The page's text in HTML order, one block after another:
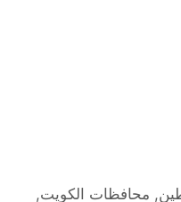
, محافظات الكويت,